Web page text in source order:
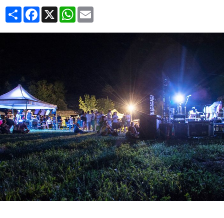
CondividiFacebook
X WhatsApp
Email